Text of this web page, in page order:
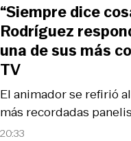
20:33
El animador se refirió
más recordadas
“Siempre dice
Rodríguez
una de sus más
TV